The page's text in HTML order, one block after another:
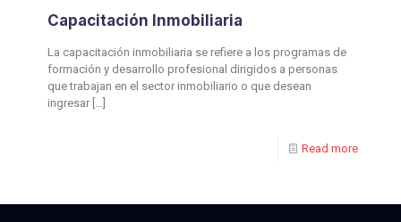
Capacitación Inmobiliaria
La capacitación inmobiliaria se refiere a los programas de
formación y desarrollo profesional dirigidos a personas
que trabajan en el sector inmobiliario o que desean
ingresar […]
Read more